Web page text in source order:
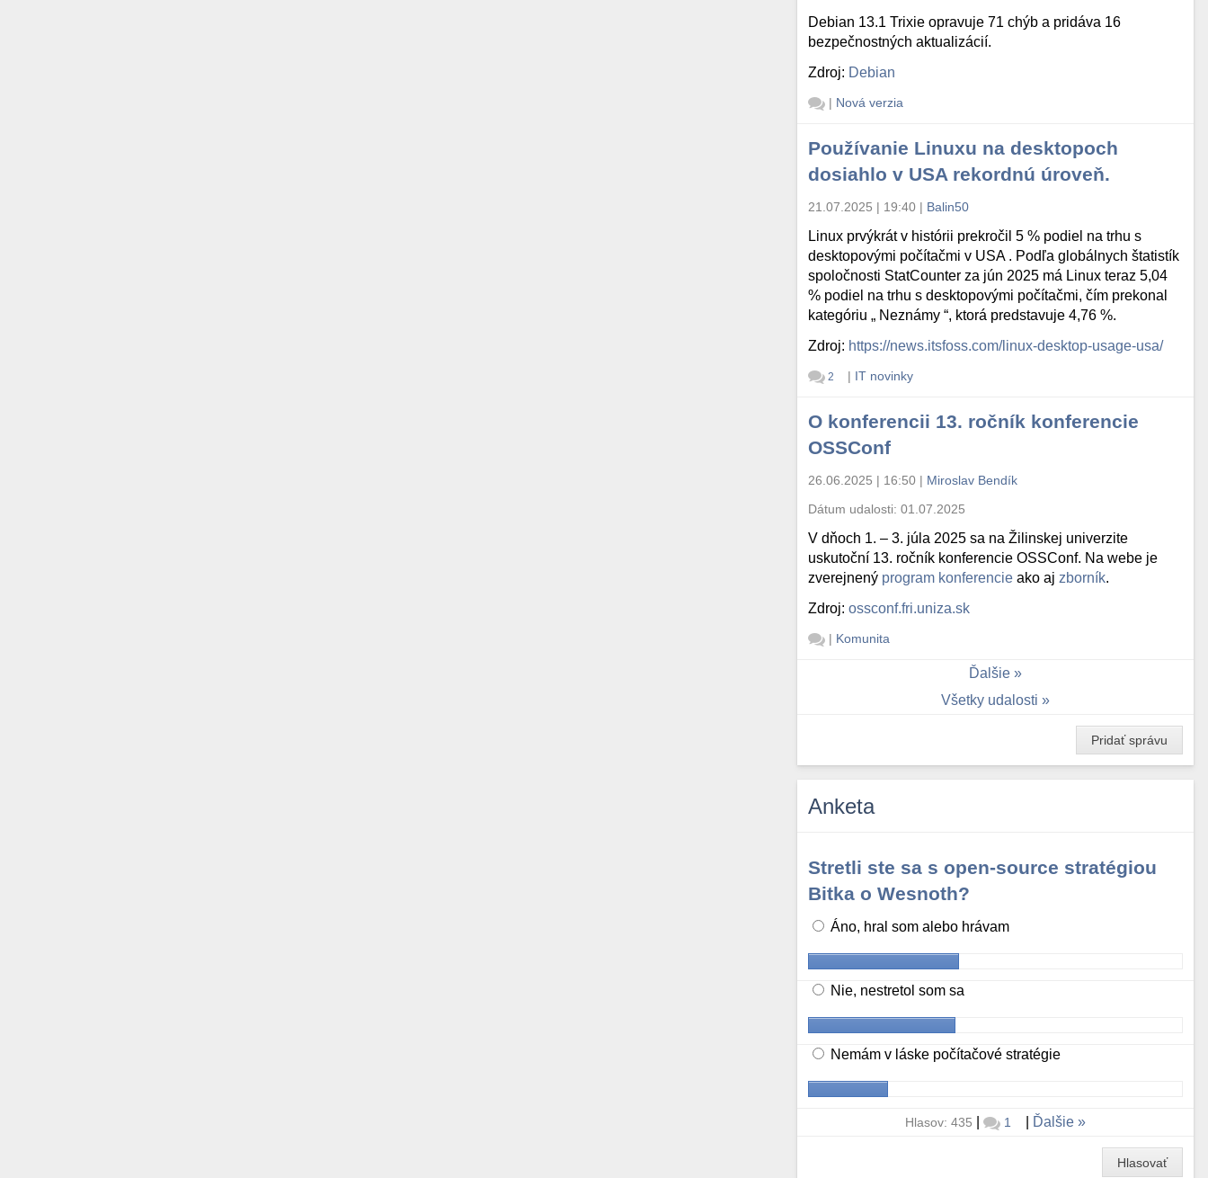
Debian 13.1 Trixie opravuje 71 chýb a pridáva 16
bezpečnostných aktualizácií.
Zdroj: Debian
| Nová verzia
Používanie Linuxu na desktopoch
dosiahlo v USA rekordnú úroveň.
21.07.2025 | 19:40 | Balin50
Linux prvýkrát v histórii prekročil 5 % podiel na trhu s
desktopovými počítačmi v USA . Podľa globálnych štatistík
spoločnosti StatCounter za jún 2025 má Linux teraz 5,04
% podiel na trhu s desktopovými počítačmi, čím prekonal
kategóriu „ Neznámy “, ktorá predstavuje 4,76 %.
Zdroj: https://news.itsfoss.com/linux-desktop-usage-usa/
2 | IT novinky
O konferencii 13. ročník konferencie
OSSConf
26.06.2025 | 16:50 | Miroslav Bendík
Dátum udalosti:01.07.2025
V dňoch 1. – 3. júla 2025 sa na Žilinskej univerzite
uskutoční 13. ročník konferencie OSSConf. Na webe je
zverejnený program konferencie ako aj zborník.
Zdroj:ossconf.fri.uniza.sk
| Komunita
Ďalšie
Všetky udalosti
Pridať správu
Anketa
Stretli ste sa s open-source stratégiou
Bitka o Wesnoth?
Áno, hral som alebo hrávam
Nie, nestretol som sa
Nemám v láske počítačové stratégie
Hlasov: 435 | 1 Ďalšie
Hlasovať